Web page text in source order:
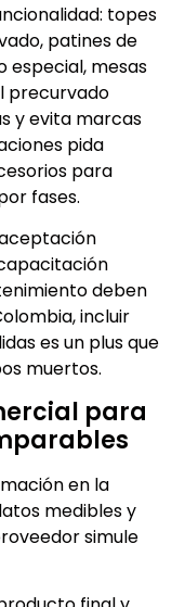
topes
patines de
especial, mesas
precurvado
y evita marcas
pida
para
fases.
deben
incluir
es un plus que
muertos.
para
en la
medibles y
simule